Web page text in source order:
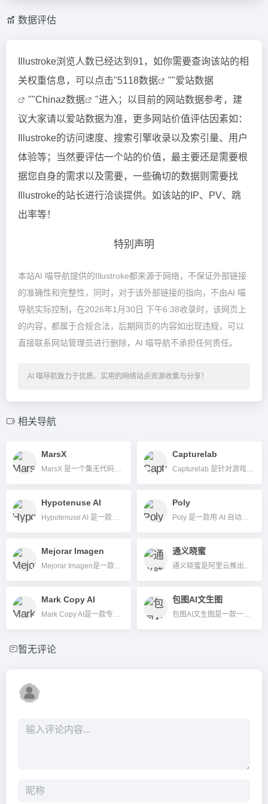
数据评估
Illustroke浏览人数已经达到91，如你需要查询该站的相
关权重信息，可以点击"5118数据 ""爱站数据
""Chinaz数据
"进入；以目前的网站数据参考，建
议大家请以爱站数据为准，更多网站价值评估因素如：
Illustroke的访问速度、搜索引擎收录以及索引量、用户
体验等；当然要评估一个站的价值，最主要还是需要根
据您自身的需求以及需要，一些确切的数据则需要找
Illustroke的站长进行洽谈提供。如该站的IP、PV、跳
出率等！
特别声明
本站AI 喵导航提供的Illustroke都来源于网络，不保证外部链接
的准确性和完整性，同时，对于该外部链接的指向，不由AI 喵
导航实际控制，在2026年1月30日 下午6:38收录时，该网页上
的内容，都属于合规合法，后期网页的内容如出现违规，可以
直接联系网站管理员进行删除，AI 喵导航不承担任何责任。
AI 喵导航致力于优质、实用的网络站点资源收集与分享！
相关导航
MarsX Capturelab
Hypotenuse AI Poly
Mejorar Imagen 通义晓蜜
Mark Copy AI 包图AI文生图
暂无评论